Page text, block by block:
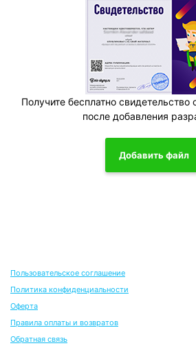
Получите бесплатно свидетельство
после добавления
Добавить файл
Пользовательское соглашение
Политика конфиденциальности
Оферта
Правила оплаты и возвратов
Обратная связь